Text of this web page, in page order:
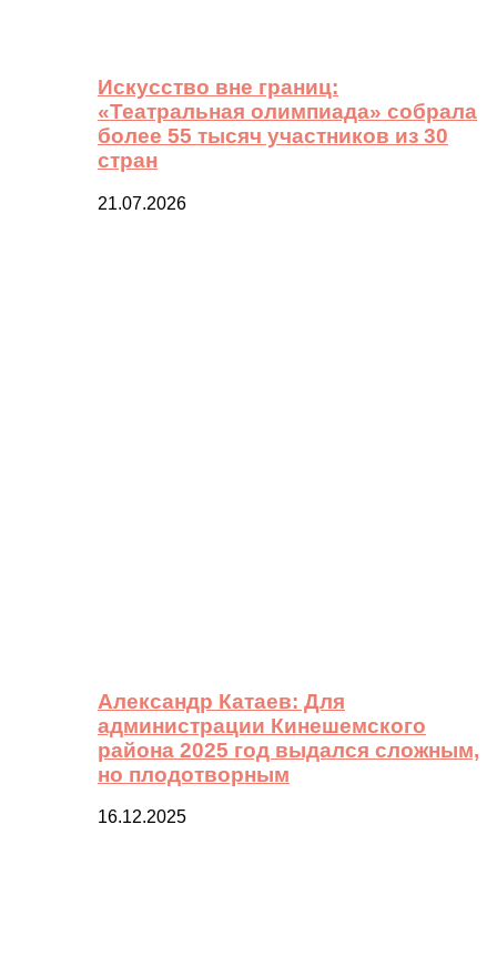
Искусство вне границ:
«Театральная олимпиада» собрала
более 55 тысяч участников из 30
стран
21.07.2026
Александр Катаев: Для
администрации Кинешемского
района 2025 год выдался сложным,
но плодотворным
16.12.2025